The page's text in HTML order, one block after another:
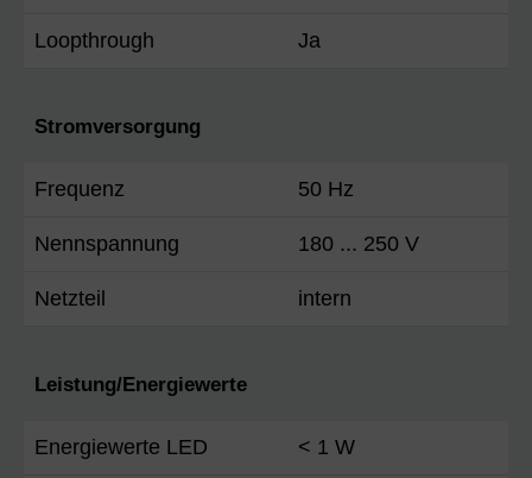
Loopthrough Ja
Stromversorgung
Frequenz 50 Hz
Nennspannung 180 ... 250 V
Netzteil intern
Leistung/Energiewerte
Energiewerte LED < 1 W